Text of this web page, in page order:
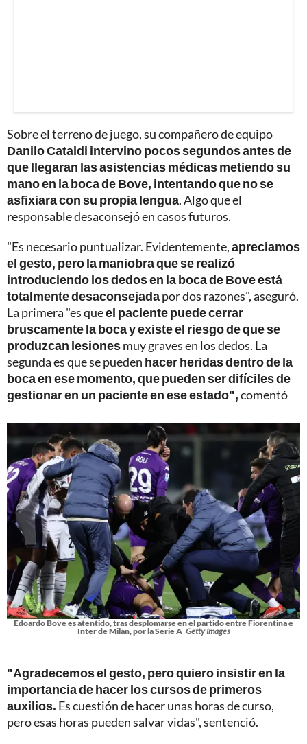
Sobre el terreno de juego, su compañero de equipo
Danilo Cataldi intervino pocos segundos antes de
que llegaran las asistencias médicas metiendo su
mano en la boca de Bove, intentando que no se
asfixiara con su propia lengua. Algo que el
responsable desaconsejó en casos futuros.
"Es necesario puntualizar. Evidentemente,apreciamos
el gesto, pero la maniobra que se realizó
introduciendo los dedos en la boca de Bove está
totalmente desaconsejadapor dos razones", aseguró.
La primera "es queel paciente puede cerrar
bruscamente la boca y existe el riesgo de que se
produzcan lesionesmuy graves en los dedos. La
segunda es que se pueden hacer heridas dentro de la
boca en ese momento, que pueden ser difíciles de
gestionar en un paciente en ese estado",comentó
Edoardo Bove es atentido, tras desplomarse en el partido entre Fiorentina e
Inter de Milán, por la Serie A Getty Images
"Agradecemos el gesto, pero quiero insistir en la
importancia de hacer los cursos de primeros
auxilios. Es cuestión de hacer unas horas de curso,
pero esas horas pueden salvar vidas", sentenció.